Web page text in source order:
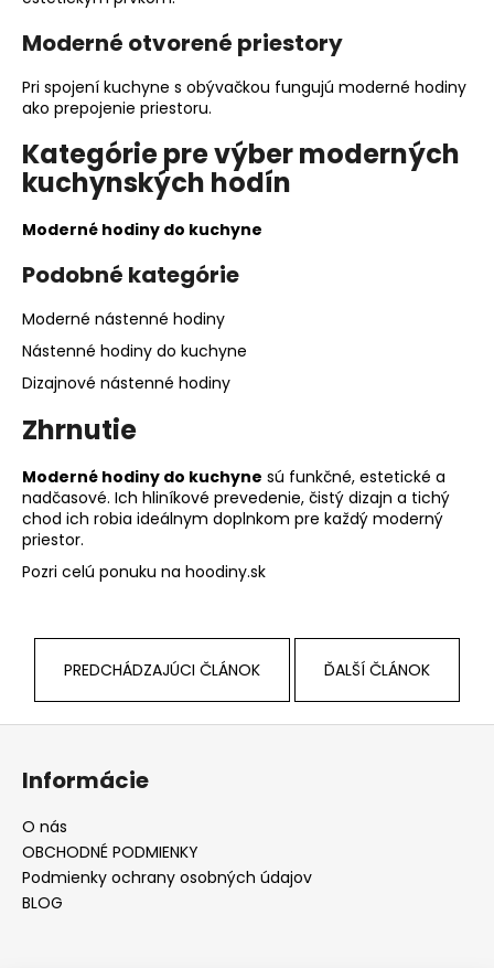
Moderné otvorené priestory
Pri spojení kuchyne s obývačkou fungujú moderné hodiny
ako prepojenie priestoru.
Kategórie pre výber moderných
kuchynských hodín
Moderné hodiny do kuchyne
Podobné kategórie
Moderné nástenné hodiny
Nástenné hodiny do kuchyne
Dizajnové nástenné hodiny
Zhrnutie
Moderné hodiny do kuchyne sú funkčné, estetické a
nadčasové. Ich hliníkové prevedenie, čistý dizajn a tichý
chod ich robia ideálnym doplnkom pre každý moderný
priestor.
Pozri celú ponuku na hoodiny.sk
PREDCHÁDZAJÚCI ČLÁNOK ĎALŠÍ ČLÁNOK
Informácie
O nás
OBCHODNÉ PODMIENKY
Podmienky ochrany osobných údajov
BLOG